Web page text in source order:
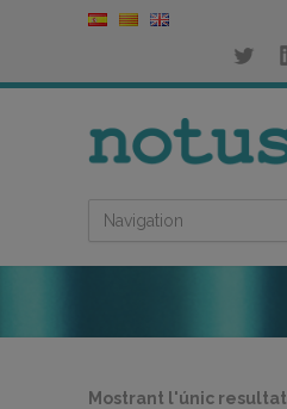
Mostrant l'únic resultat